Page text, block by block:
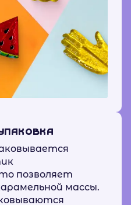
позволяет
массы.